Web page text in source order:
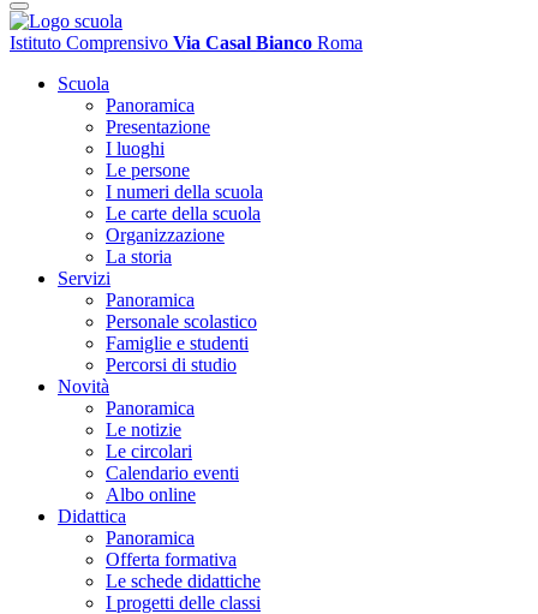
Istituto Comprensivo Via Casal Bianco Roma
Scuola
Panoramica
Presentazione
I luoghi
Le persone
I numeri della scuola
Le carte della scuola
Organizzazione
La storia
Servizi
Panoramica
Personale scolastico
Famiglie e studenti
Percorsi di studio
Novità
Panoramica
Le notizie
Le circolari
Calendario eventi
Albo online
Didattica
Panoramica
Offerta formativa
Le schede didattiche
I progetti delle classi